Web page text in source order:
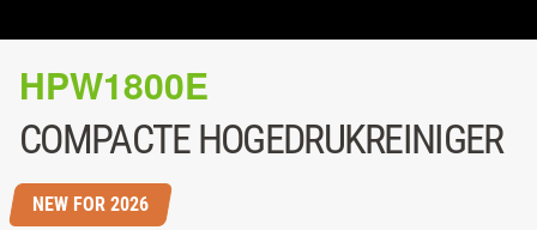
HPW1800E
COMPACTE HOGEDRUKREINIGER
NEW FOR 2026